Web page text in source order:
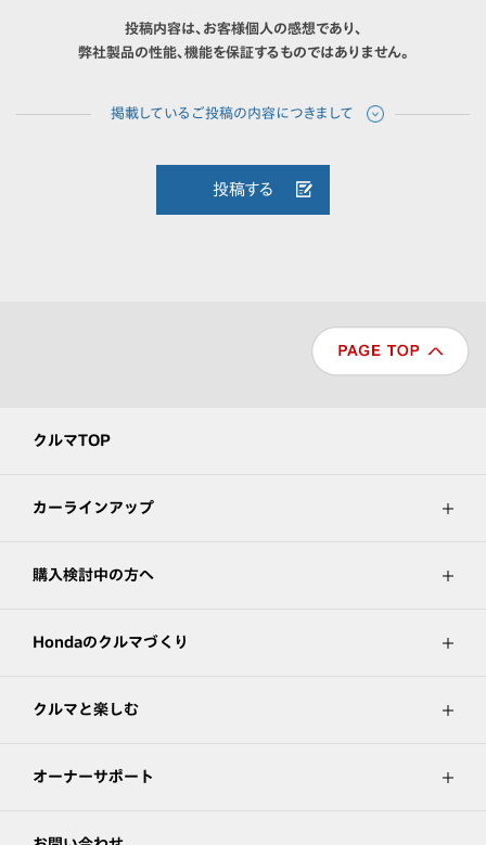
投稿内容は、お客様個人の感想であり、
弊社製品の性能、機能を保証するものではありません。
投稿する
クルマTOP
カーラインアップ
購入検討中の方へ
Hondaのクルマづくり
クルマと楽しむ
オーナーサポート